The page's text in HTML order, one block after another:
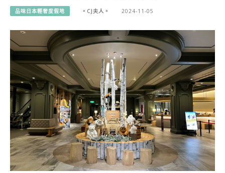
品味日本輕奢度假地 。CJ夫人。 2024-11-05